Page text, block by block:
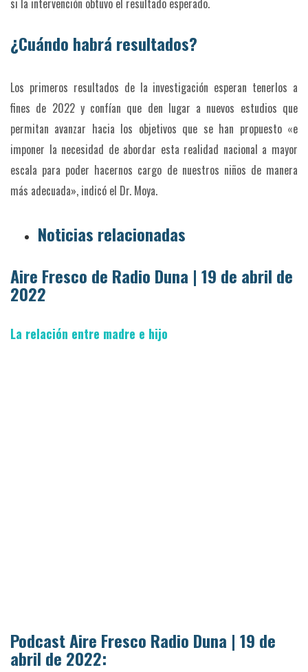
si la intervención obtuvo el resultado esperado.
¿Cuándo habrá resultados?
Los primeros resultados de la investigación esperan tenerlos a
fines de 2022 y confían que den lugar a nuevos estudios que
permitan avanzar hacia los objetivos que se han propuesto «e
imponer la necesidad de abordar esta realidad nacional a mayor
escala para poder hacernos cargo de nuestros niños de manera
más adecuada», indicó el Dr. Moya.
Noticias relacionadas
Aire Fresco de Radio Duna | 19 de abril de
2022
La relación entre madre e hijo
Podcast Aire Fresco Radio Duna | 19 de
abril de 2022: